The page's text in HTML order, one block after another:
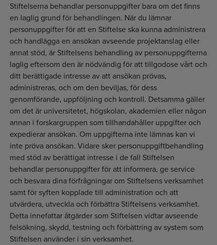
Stiftelserna behandlar personuppgifter bara om det finns
en laglig grund för behandlingen. När du lämnar
personuppgifter för att en Stiftelse ska kunna administrera
och handlägga en ansökan avseende projektanslag eller
annat stöd, är Stiftelsens behandling av personuppgifterna
laglig eftersom den är nödvändig för att tillgodose vårt och
ditt berättigade intresse av att ansökan prövas,
administreras, och om den beviljas, för dess
genomförande, uppföljning och kontroll. Detsamma gäller
om det är universitetet, högskolan, akademien eller någon
annan i forskargruppen som tillhandahåller uppgifter och
expedierar ansökan. Om uppgifterna inte lämnas kan vi
inte pröva ansökan. Vidare sker personuppgift­behandling
med stöd av berättigat intresse i de fall Stiftelsen
behandlar personuppgifter för att informera, ge service
och besvara dina förfrågningar om Stiftelsens verksamhet
samt för syften kopplade till administration och att
utvärdera, utveckla och förbättra Stiftelsens verksamhet.
Detta innefattar åtgärder som Stiftelsen vidtar avseende
felsökning, skydd, testning och förbättring av system som
Stiftelsen använder i sin verksamhet.